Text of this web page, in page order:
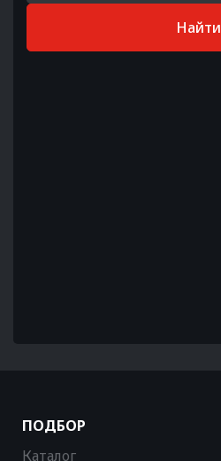
Найти
ПОДБОР
Каталог